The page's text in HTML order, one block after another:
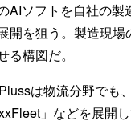
AIソフトを自社の
開を狙う。製造現
る構図だ。
は物流分野でも
」などを展開